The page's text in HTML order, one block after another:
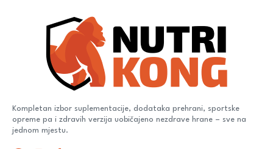
Kompletan izbor suplementacije, dodataka prehrani, sportske
opreme pa i zdravih verzija uobičajeno nezdrave hrane – sve na
jednom mjestu.